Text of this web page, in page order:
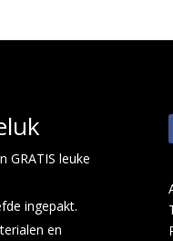
GRATIS leuke
ingepakt.
en